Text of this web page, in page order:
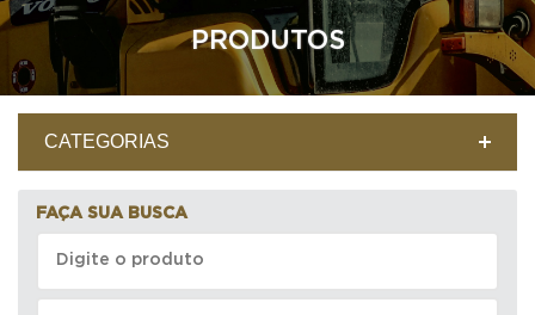
PRODUTOS
CATEGORIAS
FAÇA SUA BUSCA